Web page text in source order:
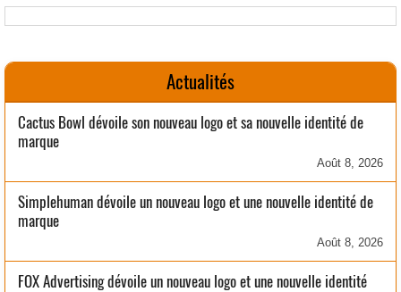
Actualités
Cactus Bowl dévoile son nouveau logo et sa nouvelle identité de
marque
Août 8, 2026
Simplehuman dévoile un nouveau logo et une nouvelle identité de
marque
Août 8, 2026
FOX Advertising dévoile un nouveau logo et une nouvelle identité